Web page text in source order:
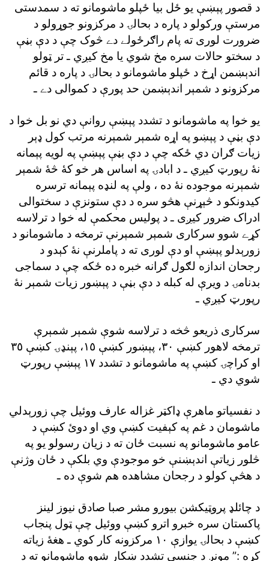
د قصور پېښې يو ځل بيا ځپلو ماشومانو ته د سمدستى
مرستې ورکولو د پاره د بحالۍ د مرکزونو جوړولو د
ضرورت لورى ته پام راګرځولے دے څوک چې د دې بڼې
د سختو حالات سره مخ شوي يا مخ کيږي ـ تر ټولو
اندېښمن اړخ د ځپلو ماشومانو د بحالۍ د پاره د قائم
مرکزونو د شمېر اندېښمن حد پورې د کموالى دے ـ
يو خوا په ماشومانو د تشدد پېښې روانې دي نو بل خوا د
دې بڼې د پېښو په اړه شمېر شمېرنه مرتب کول ډېر
زيات ګران دي ځکه چې د دې بڼې پېښې په لويه پېمانه
نۀ رپورټ کيږي ـ د ابادۍ په اساس هر خو کۀ څۀ شمېر
شمېرنه موجوده نۀ ده ، ولې په لنډه پېمانه ترسره
کيدونکو د څېړنې هڅو سره د دې ستونزې د سختوالى
ادراک ضرور کيږى ـ د پوليس محکمې له خوا د ترلاسه
کړے شوو سرکارى شمېر شمېرنې ترمخه د ماشومانو د
زورېدلو پېښې او دې لورى ته د پاملرنې نۀ کېدو د
رجحان اندازه لګول ګرانه خبره ده ځکه چې د سماجى
بدنامۍ د ويرې له کبله د دې بڼې د پېښور زيات شمېر نۀ
رپورټ کيږي ـ
سرکارى ذريعو څخه د ترلاسه شوې شمېر شمېرې
ترمخه لاهور کښې ٣٠، پېښور کښې ١٥، پېنډۍ کښې ٣٥
او کراچۍ کښې په ماشومانو د تشدد ١٧ پېښې رپورټ
شوي دي ـ
د نفسياتو ماهرې ډاکټر غزاله عارف ووئيل چې زورېدلي
ماشومان د غم په کېفيت کښې وي او دوئ کښې د
عامو ماشومانو په نسبت ځان ته د زيان رسولو يو په
څلور زياتې اندېښنې خو موجودې وي بلکې د ځان وژنې
د هڅې کولو د رجحان مشاهده هم شوې ده ـ
د چائلډ پروټيکشن بيورو مشر صبا صادق نيوز لينز
پاکستان سره خبرو اترو کښې ووئيل چې ټول پنجاب
کښې د بحالۍ يوازې ١٠ مرکزونه کار کوي ـ هغۀ زياته
کړه :” مونږ د جنسى تشدد ښکار شوو ماشومانو ته د